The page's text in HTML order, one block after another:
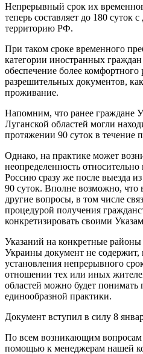
Непрерывный срок их
теперь составляет до 180 суток
территорию РФ.
При таком сроке временного
категории иностранных
обеспечение более
разрешительных документов,
проживание.
Напомним, что ранее граждане
Луганской областей могли
протяжении 90 суток в течение
Однако, на практике может
неопределенность
Россию сразу же после выезда
90 суток. Вполне возможно, что
другие вопросы, в том числе
процедурой получения
конкретизировать своими
Указаний на конкретные
Украины документ не содержит,
установления непрерывного
отношении тех или иных
областей можно будет понимать
единообразной практики.
Документ вступил в силу 8
По всем возникающим вопросам
помощью к менеджерам нашей